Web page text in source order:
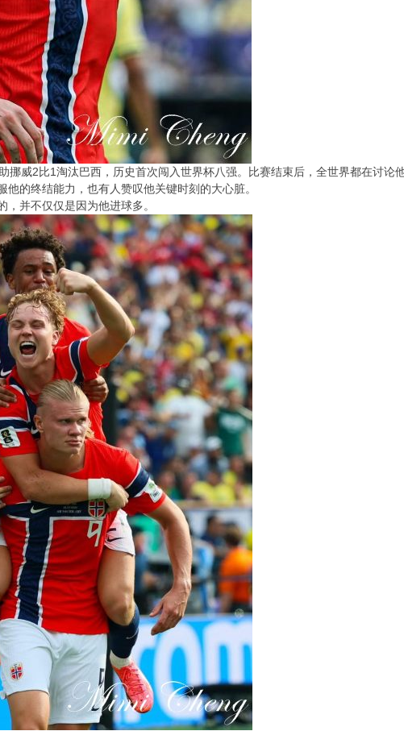
挪威2比1淘汰巴西，历史首次闯入世界杯八强。比赛结束后，全世界都在讨论他
的终结能力，也有人赞叹他关键时刻的大心脏。
并不仅仅是因为他进球多。